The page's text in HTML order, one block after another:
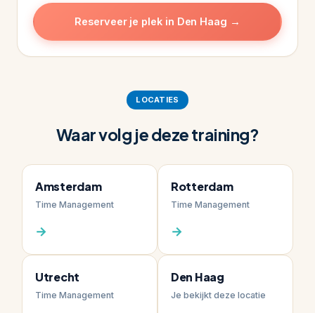
Reserveer je plek in Den Haag →
LOCATIES
Waar volg je deze training?
Amsterdam
Time Management
→
Rotterdam
Time Management
→
Utrecht
Time Management
Den Haag
Je bekijkt deze locatie